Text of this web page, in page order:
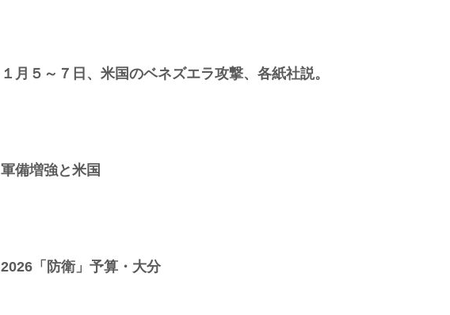
１月５～７日、米国のベネズエラ攻撃、各紙社説。
軍備増強と米国
2026「防衛」予算・大分